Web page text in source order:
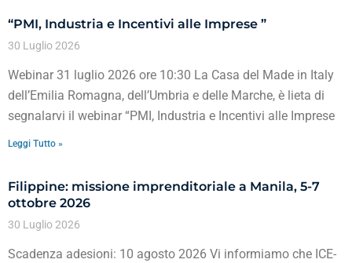
“PMI, Industria e Incentivi alle Imprese ”
30 Luglio 2026
Webinar 31 luglio 2026 ore 10:30 La Casa del Made in Italy
dell’Emilia Romagna, dell’Umbria e delle Marche, è lieta di
segnalarvi il webinar “PMI, Industria e Incentivi alle Imprese
Leggi Tutto »
Filippine: missione imprenditoriale a Manila, 5-7
ottobre 2026
30 Luglio 2026
Scadenza adesioni: 10 agosto 2026 Vi informiamo che ICE-